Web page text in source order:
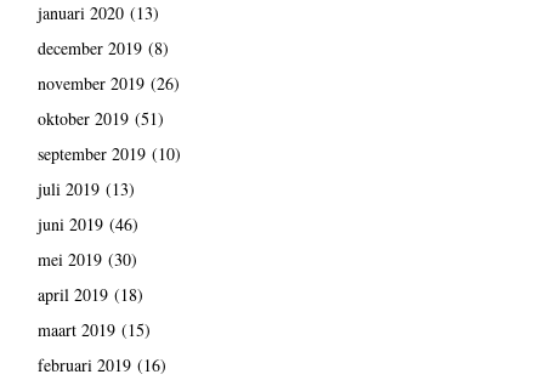
januari 2020(13)
december 2019(8)
november 2019(26)
oktober 2019(51)
september 2019(10)
juli 2019(13)
juni 2019(46)
mei 2019(30)
april 2019(18)
maart 2019(15)
februari 2019(16)